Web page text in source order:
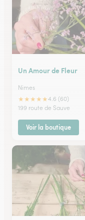
Un Amour de Fleur
Nimes
★★★★★4.6 (60)
199 route de Sauve
Voir la boutique